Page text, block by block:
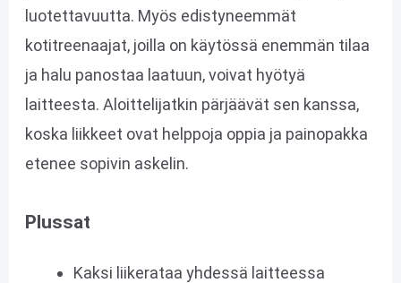
luotettavuutta. Myös edistyneemmät
kotitreenaajat, joilla on käytössä enemmän tilaa
ja halu panostaa laatuun, voivat hyötyä
laitteesta. Aloittelijatkin pärjäävät sen kanssa,
koska liikkeet ovat helppoja oppia ja painopakka
etenee sopivin askelin.
Plussat
Kaksi liikerataa yhdessä laitteessa